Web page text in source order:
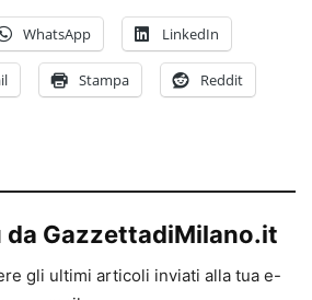
WhatsApp LinkedIn
Stampa Reddit
da GazzettadiMilano.it
gli ultimi articoli inviati alla tua e-